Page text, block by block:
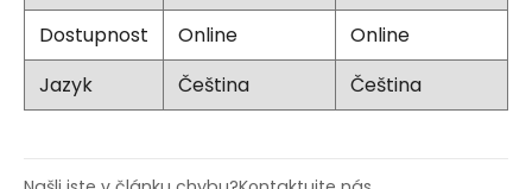
Dostupnost
Online
Online
Jazyk
Čeština Čeština